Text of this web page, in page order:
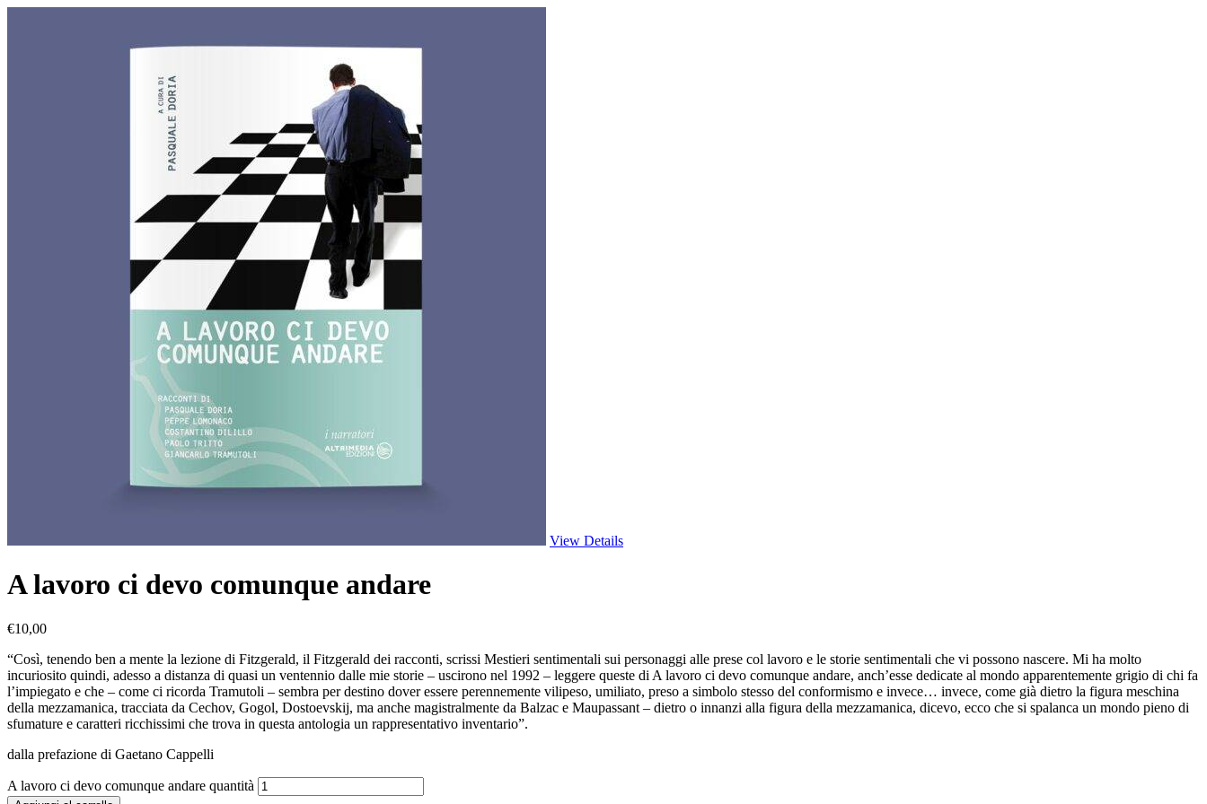
View Details
A lavoro ci devo comunque andare
€10,00
“Così, tenendo ben a mente la lezione di Fitzgerald, il Fitzgerald dei racconti, scrissi Mestieri sentimentali sui personaggi alle prese col lavoro e le storie sentimentali che vi possono nascere. Mi ha molto
incuriosito quindi, adesso a distanza di quasi un ventennio dalle mie storie – uscirono nel 1992 – leggere queste di A lavoro ci devo comunque andare, anch’esse dedicate al mondo apparentemente grigio di chi fa
l’impiegato e che – come ci ricorda Tramutoli – sembra per destino dover essere perennemente vilipeso, umiliato, preso a simbolo stesso del conformismo e invece… invece, come già dietro la figura meschina
della mezzamanica, tracciata da Cechov, Gogol, Dostoevskij, ma anche magistralmente da Balzac e Maupassant – dietro o innanzi alla figura della mezzamanica, dicevo, ecco che si spalanca un mondo pieno di
sfumature e caratteri ricchissimi che trova in questa antologia un rappresentativo inventario”.
dalla prefazione di Gaetano Cappelli
A lavoro ci devo comunque andare quantità